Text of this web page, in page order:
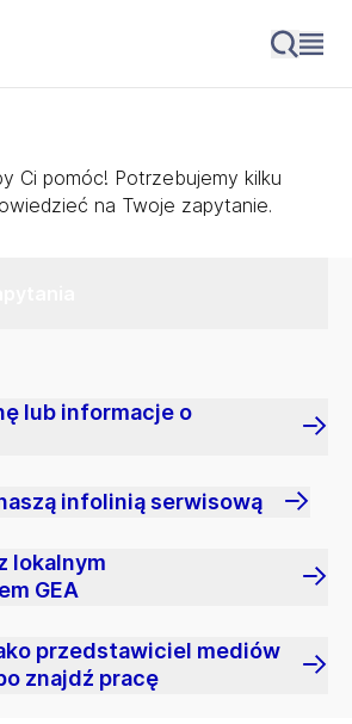
Ci pomóc! Potrzebujemy kilku
na Twoje zapytanie.
lub informacje o
infolinią serwisową
lokalnym
GEA
przedstawiciel mediów
znajdź pracę